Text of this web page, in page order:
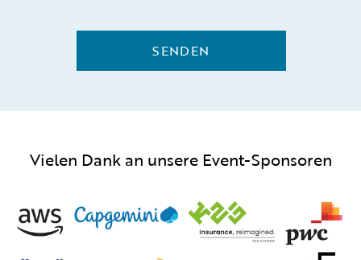
SENDEN
Vielen Dank an unsere Event-Sponsoren